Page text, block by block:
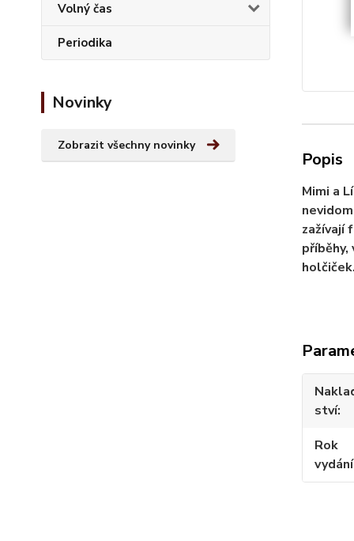
Volný čas
Periodika
Novinky
Zobrazit všechny novinky
Popis
Mimi a
zažívají
ství
Rok
vydání